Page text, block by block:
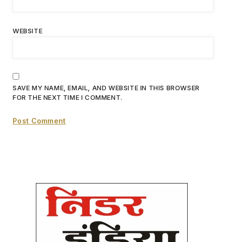
WEBSITE
SAVE MY NAME, EMAIL, AND WEBSITE IN THIS BROWSER
FOR THE NEXT TIME I COMMENT.